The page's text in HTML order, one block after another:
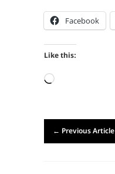
Facebook
Like this:
Loading…
← Previous Article